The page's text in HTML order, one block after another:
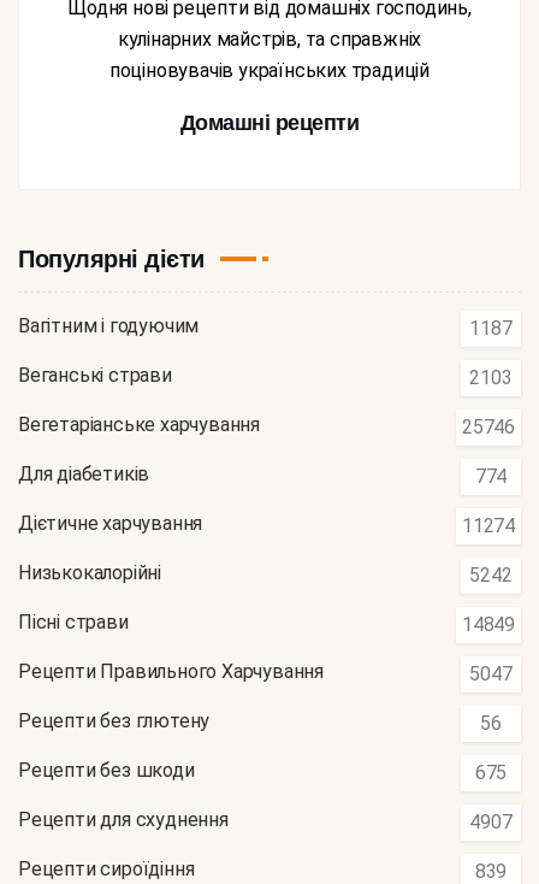
Щодня нові рецепти від домашніх господинь,
кулінарних майстрів, та справжніх
поціновувачів українських традицій
Домашні рецепти
Популярні дієти
Вагітним і годуючим 1187
Веганські страви 2103
Вегетаріанське харчування 25746
Для діабетиків 774
Дієтичне харчування 11274
Низькокалорійні 5242
Пісні страви 14849
Рецепти Правильного Харчування 5047
Рецепти без глютену 56
Рецепти без шкоди 675
Рецепти для схуднення 4907
Рецепти сироїдіння 839